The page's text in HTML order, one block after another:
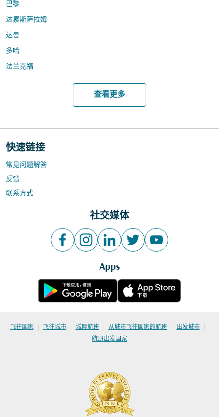
巴黎
达累斯萨拉姆
达曼
多哈
法兰克福
查看更多
快速链接
常见问题解答
反馈
联系方式
社交媒体
Apps
飞往国家 | 飞往城市 | 城际航班 | 从城市飞往国家的航班 | 出发城市 |
航班出发国家